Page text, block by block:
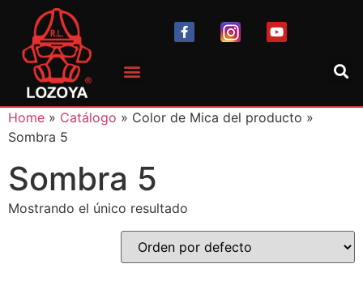
Home » Catálogo » Color de Mica del producto »
Sombra 5
Sombra 5
Mostrando el único resultado